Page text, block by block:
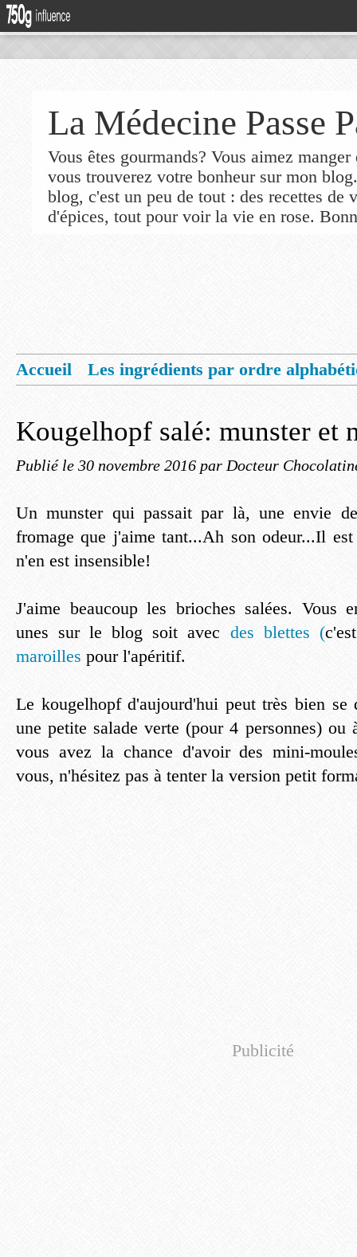
La Médecine Passe
Vous êtes gourmands? Vous aimez
vous trouverez votre bonheur sur mon
blog, c'est un peu de tout : des recettes de
d'épices, tout pour voir la vie en rose.
Accueil
Les ingrédients par ordre
Kougelhopf salé: munster et
Publié le 30 novembre 2016 par Docteur
Un munster qui passait par là, une envie
fromage que j'aime tant...Ah son odeur...Il est
n'en est insensible!
J'aime beaucoup les brioches salées. Vous
unes sur le blog soit avec des blettes (
maroilles pour l'apéritif.
Le kougelhopf d'aujourd'hui peut très bien se
une petite salade verte (pour 4 personnes)
vous avez la chance d'avoir des mini-
vous, n'hésitez pas à tenter la version petit
Publicité